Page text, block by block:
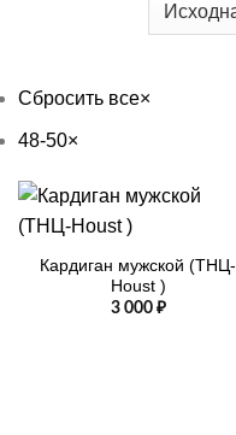
Сбросить все×
48-50×
Кардиган мужской (ТНЦ-
Houst )
3 000 ₽